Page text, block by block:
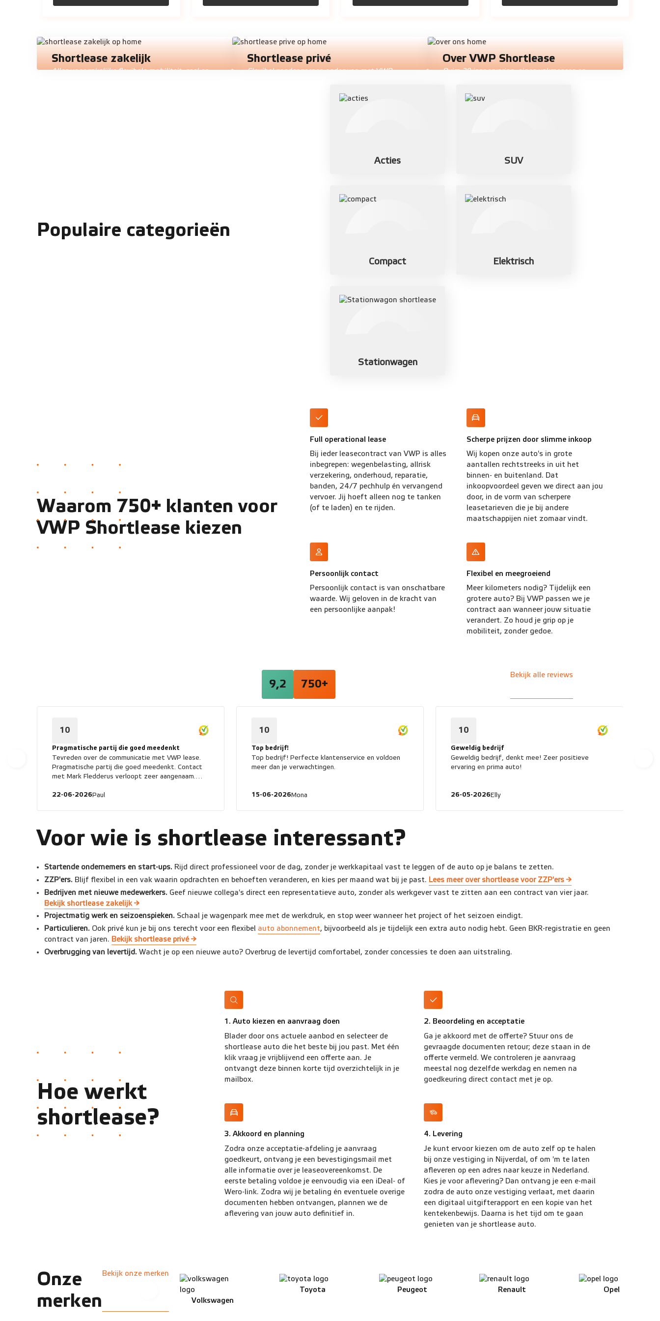
Shortlease zakelijk
Alles voor zakelijke flexibele mobiliteit, snel en
Shortlease privé
Flexibel zonder zorgen onderweg met VWP
Over VWP Shortlease
Ruim 20 jaar ervaring, eigen vakmensen en
Populaire categorieën
Acties SUV
Compact Elektrisch
Stationwagen
Waarom 750+ klanten voor
VWP Shortlease kiezen
Full operational lease
Bij ieder leasecontract van VWP is alles
inbegrepen: wegenbelasting, allrisk
verzekering, onderhoud, reparatie,
banden, 24/7 pechhulp én vervangend
vervoer. Jij hoeft alleen nog te tanken
(of te laden) en te rijden.
Scherpe prijzen door slimme inkoop
Wij kopen onze auto's in grote
aantallen rechtstreeks in uit het
binnen- en buitenland. Dat
inkoopvoordeel geven we direct aan jou
door, in de vorm van scherpere
leasetarieven die je bij andere
maatschappijen niet zomaar vindt.
Persoonlijk contact
Persoonlijk contact is van onschatbare
waarde. Wij geloven in de kracht van
een persoonlijke aanpak!
Flexibel en meegroeiend
Meer kilometers nodig? Tijdelijk een
grotere auto? Bij VWP passen we je
contract aan wanneer jouw situatie
verandert. Zo houd je grip op je
mobiliteit, zonder gedoe.
9,2 750+
Bekijk alle reviews
10
Pragmatische partij die goed meedenkt
Tevreden over de communicatie met VWP lease.
Pragmatische partij die goed meedenkt. Contact
met Mark Fledderus verloopt zeer aangenaam.
22-06-2026Paul
10
Top bedrijf!
Top bedrijf! Perfecte klantenservice en voldoen
meer dan je verwachtingen.
15-06-2026Mona
10
Geweldig bedrijf
Geweldig bedrijf, denkt mee! Zeer positieve
ervaring en prima auto!
26-05-2026Elly
Voor wie is shortlease interessant?
Startende ondernemers en start-ups. Rijd direct professioneel voor de dag, zonder je werkkapitaal vast te leggen of de auto op je balans te zetten.
ZZP'ers. Blijf flexibel in een vak waarin opdrachten en behoeften veranderen, en kies per maand wat bij je past. Lees meer over shortlease voor ZZP'ers →
Bedrijven met nieuwe medewerkers. Geef nieuwe collega's direct een representatieve auto, zonder als werkgever vast te zitten aan een contract van vier jaar.
Bekijk shortlease zakelijk →
Projectmatig werk en seizoenspieken. Schaal je wagenpark mee met de werkdruk, en stop weer wanneer het project of het seizoen eindigt.
Particulieren. Ook privé kun je bij ons terecht voor een flexibel auto abonnement, bijvoorbeeld als je tijdelijk een extra auto nodig hebt. Geen BKR-registratie en geen
contract van jaren. Bekijk shortlease privé →
Overbrugging van levertijd. Wacht je op een nieuwe auto? Overbrug de levertijd comfortabel, zonder concessies te doen aan uitstraling.
Hoe werkt
shortlease?
1. Auto kiezen en aanvraag doen
Blader door ons actuele aanbod en selecteer de
shortlease auto die het beste bij jou past. Met één
klik vraag je vrijblijvend een offerte aan. Je
ontvangt deze binnen korte tijd overzichtelijk in je
mailbox.
2. Beoordeling en acceptatie
Ga je akkoord met de offerte? Stuur ons de
gevraagde documenten retour; deze staan in de
offerte vermeld. We controleren je aanvraag
meestal nog dezelfde werkdag en nemen na
goedkeuring direct contact met je op.
3. Akkoord en planning
Zodra onze acceptatie-afdeling je aanvraag
goedkeurt, ontvang je een bevestigingsmail met
alle informatie over je leaseovereenkomst. De
eerste betaling voldoe je eenvoudig via een iDeal- of
Wero-link. Zodra wij je betaling én eventuele overige
documenten hebben ontvangen, plannen we de
aflevering van jouw auto definitief in.
4. Levering
Je kunt ervoor kiezen om de auto zelf op te halen
bij onze vestiging in Nijverdal, of om 'm te laten
afleveren op een adres naar keuze in Nederland.
Kies je voor aflevering? Dan ontvang je een e-mail
zodra de auto onze vestiging verlaat, met daarin
een digitaal uitgifterapport en een kopie van het
kentekenbewijs. Daarna is het tijd om te gaan
genieten van je shortlease auto.
Onze
merken
Bekijk onze merken
Volkswagen
Toyota Peugeot Renault Opel